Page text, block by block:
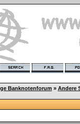
Banknotenforum » Andere